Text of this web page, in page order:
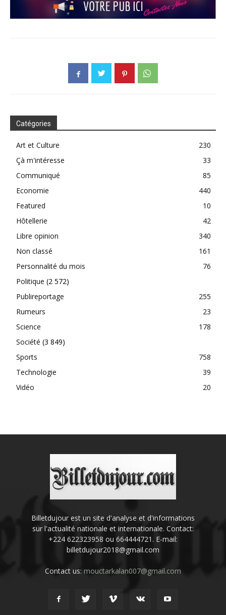
Catégories
Art et Culture
230
Çà m'intéresse
33
Communiqué
85
Economie
440
Featured
10
Hôtellerie
42
Libre opinion
340
Non classé
161
Personnalité du mois
76
Politique (2 572)
Publireportage
255
Rumeurs
23
Science
178
Société (3 849)
Sports
758
Technologie
39
Vidéo
20
Billetdujour est un site d'analyse et d'informations
sur l'actualité nationale et internationale. Contact:
+224 622323958 ou 664444721. E-mail:
billetdujour2018@gmail.com
Contact us: mouctarkalan007@gmail.com